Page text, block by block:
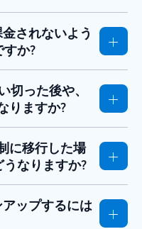
されないよう
か?
切った後や、
りますか?
に移行した場
なりますか?
ップするには